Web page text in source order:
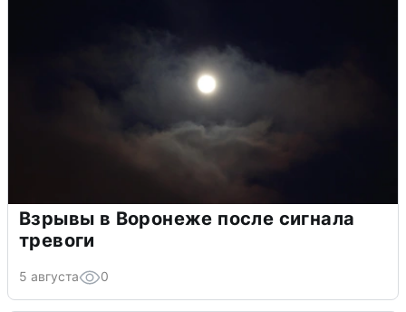
Взрывы в Воронеже после сигнала
тревоги
5 августа 0